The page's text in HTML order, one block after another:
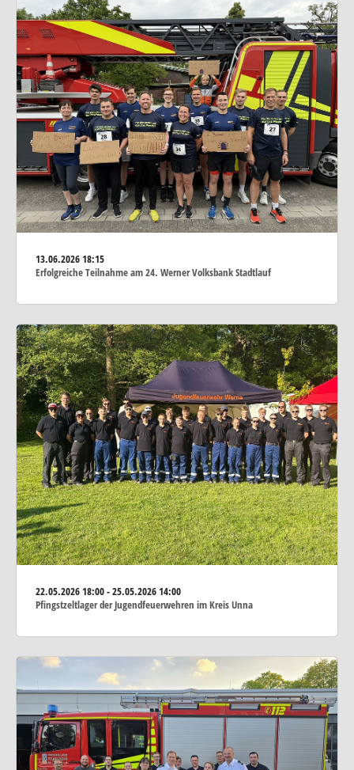
13.06.202618:15
Erfolgreiche Teilnahme am 24. Werner Volksbank Stadtlauf
22.05.202618:00 - 25.05.2026 14:00
Pfingstzeltlager der Jugendfeuerwehren im Kreis Unna